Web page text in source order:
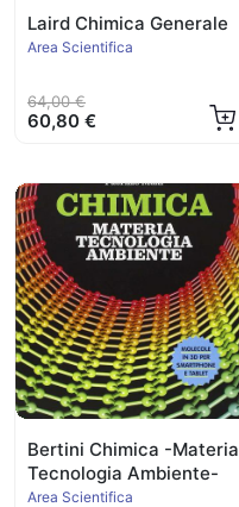
Laird Chimica Generale
Area Scientifica
64,00 €
60,80 €
Bertini Chimica -Materia
Tecnologia Ambiente-
Area Scientifica